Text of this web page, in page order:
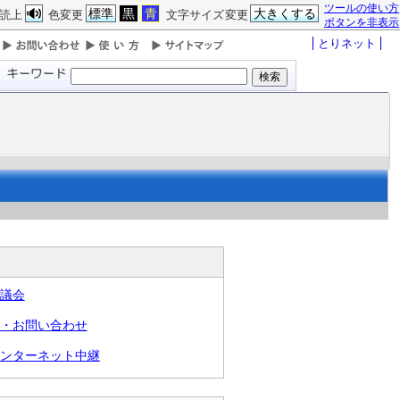
ツールの使い方
ボタンを非表示
文字サイズ変更 大きくする
色変更 標準 黒 青
読上
とりネット
会
お問い合わせ
ターネット中継